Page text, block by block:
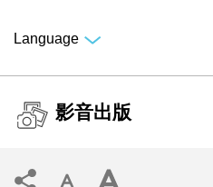
Language
影音出版